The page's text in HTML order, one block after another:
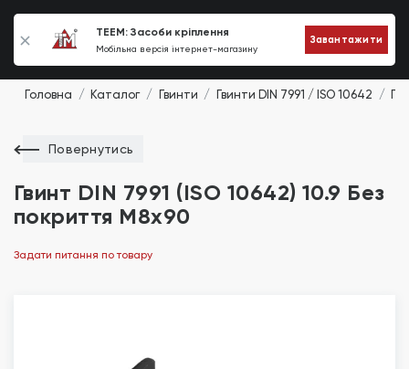
TEEM: Засоби кріплення
Мобільна версія інтернет-магазину
Завантажити
0
Головна Каталог Гвинти Гвинти DIN 7991 / ISO 10642
Повернутись
Гвинт DIN 7991 (ISO 10642) 10.9 Без
покриття М8х90
Задати питання по товару